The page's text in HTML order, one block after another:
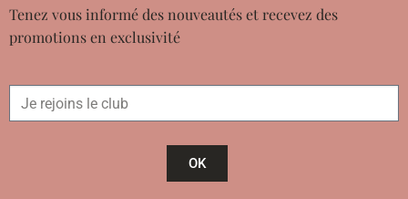
Tenez vous informé des nouveautés et recevez des
promotions en exclusivité
OK